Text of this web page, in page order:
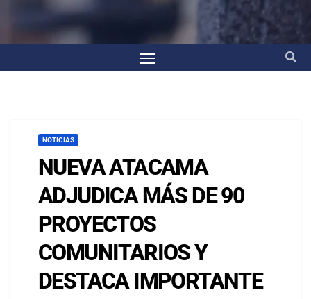
NOTICIAS
NUEVA ATACAMA
ADJUDICA MÁS DE 90
PROYECTOS
COMUNITARIOS Y
DESTACA IMPORTANTE